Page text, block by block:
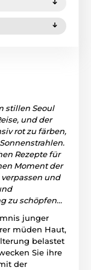
stillen Seoul
und der
rot zu färben,
Rezepte für
Moment der
und
zu schöpfen...
junger
müden Haut,
belastet
Sie ihre
der